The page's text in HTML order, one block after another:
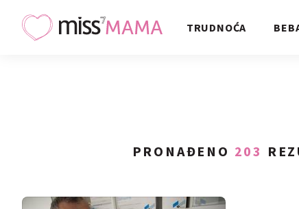
TRUDNOĆA
PRONAĐENO 203